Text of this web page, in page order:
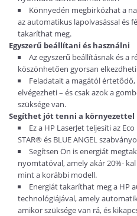
Könnyedén megbirkózhat a
az automatikus lapolvasással és
takaríthat meg.
Egyszerű beállítani és használni
Az egyszerű beállításnak és a
köszönhetően gyorsan
Feladatait a magától
elvégezheti – és csak azok a
szüksége van.
Segíthet jót tenni a környezettel
Ez a HP LaserJet teljesíti az
STAR® és BLUE ANGEL
Segítsen Ön is energiát
nyomtatóval, amely akár 20%-
mint a korábbi modell.
Energiát takaríthat meg a HP
technológiájával, amely
amikor szüksége van rá, és